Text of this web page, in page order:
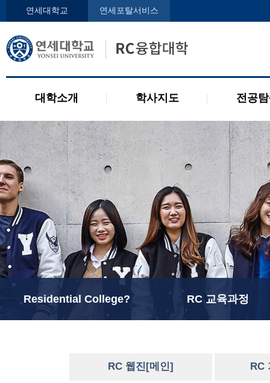
연세대학교 연세포탈서비스
대학소개 학사지도 전공
인사말
오시는 길
학사지도사
Residential College? RC 교육과정
RC 웹진[메인] RC